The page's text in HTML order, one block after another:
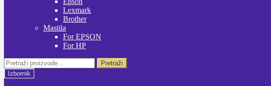
Lexmark
Brother
Mastila
For EPSON
For HP
Pretraži:
Pretraži
Izbornik